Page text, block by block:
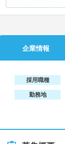
企業情報
採用職種
勤務地